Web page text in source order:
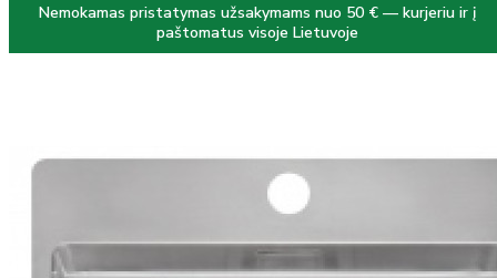
Nemokamas pristatymas užsakymams nuo 50 € — kurjeriu ir į
paštomatus visoje Lietuvoje